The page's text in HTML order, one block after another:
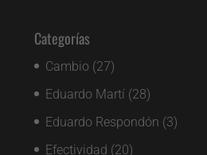
Categorías
Cambio (27)
Eduardo Martí (28)
Eduardo Respondón (3)
Efectividad (20)